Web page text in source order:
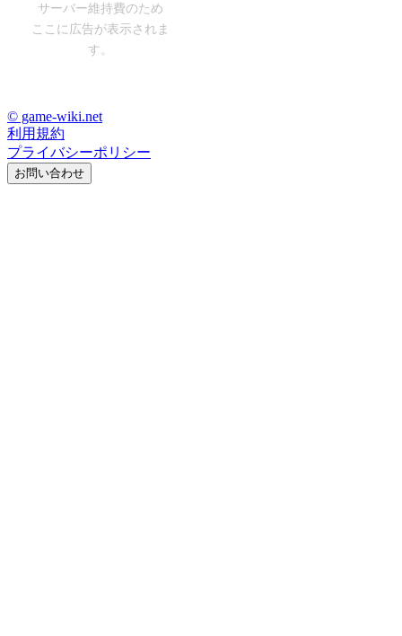
サーバー維持費のため
ここに広告が表示されま
す。
© game-wiki.net
利用規約
プライバシーポリシー
お問い合わせ